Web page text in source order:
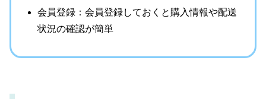
会員登録：会員登録しておくと購入情報や配送
状況の確認が簡単